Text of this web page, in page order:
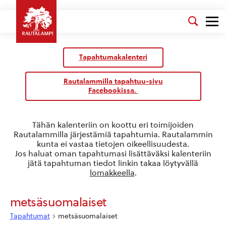
Tapahtumakalenteri
Rautalammilla tapahtuu-sivu
Facebookissa.
metsäsuomalaiset
Tapahtumat metsäsuomalaiset
Kalenteri
Tapahtumat
Tähän kalenteriin on koottu eri toimijoiden
Rautalammilla järjestämiä tapahtumia. Rautalammin
kunta ei vastaa tietojen oikeellisuudesta.
Jos haluat oman tapahtumasi lisättäväksi kalenteriin
jätä tapahtuman tiedot linkin takaa löytyvällä
lomakkeella.